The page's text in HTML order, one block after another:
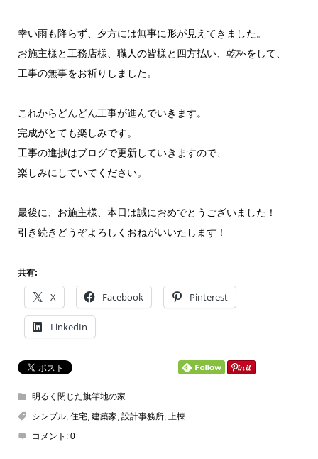
幸い雨も降らず、夕方には無事に形が見えてきました。
お施主様と工務店様、職人の皆様と四方払い、乾杯をして、
工事の無事をお祈りしました。
これからどんどん工事が進んでいきます。
完成がとても楽しみです。
工事の進捗はブログで更新していきますので、
楽しみにしていてください。
最後に、お施主様、本日は誠におめでとうございました！
引き続きどうぞよろしくおねがいいたします！
共有:
X Facebook Pinterest
LinkedIn
明るく閉じた旗竿地の家
シンプル, 住宅, 建築家, 設計事務所, 上棟
コメント: 0